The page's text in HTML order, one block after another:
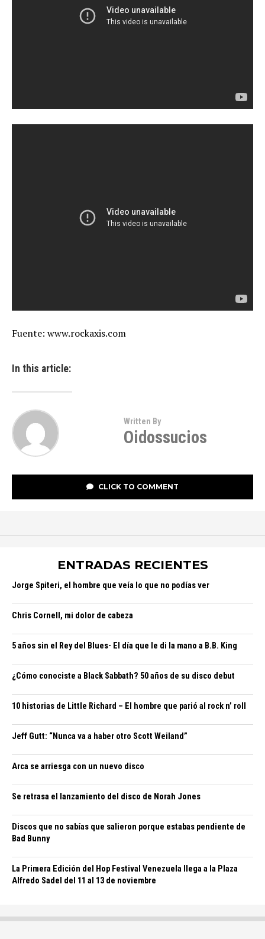
Fuente: www.rockaxis.com
In this article:
Written By
Oidossucios
CLICK TO COMMENT
ENTRADAS RECIENTES
Jorge Spiteri, el hombre que veía lo que no podías ver
Chris Cornell, mi dolor de cabeza
5 años sin el Rey del Blues- El día que le di la mano a B.B. King
¿Cómo conociste a Black Sabbath? 50 años de su disco debut
10 historias de Little Richard – El hombre que parió al rock n’ roll
Jeff Gutt: “Nunca va a haber otro Scott Weiland”
Arca se arriesga con un nuevo disco
Se retrasa el lanzamiento del disco de Norah Jones
Discos que no sabías que salieron porque estabas pendiente de
Bad Bunny
La Primera Edición del Hop Festival Venezuela llega a la Plaza
Alfredo Sadel del 11 al 13 de noviembre